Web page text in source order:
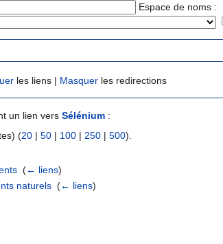
Espace de noms :
les liens | Masquer les redirections
un lien vers Sélénium :
(20 | 50 | 100 | 250 | 500).
‎(← liens)
naturels ‎(← liens)